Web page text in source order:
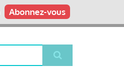
Abonnez-vous